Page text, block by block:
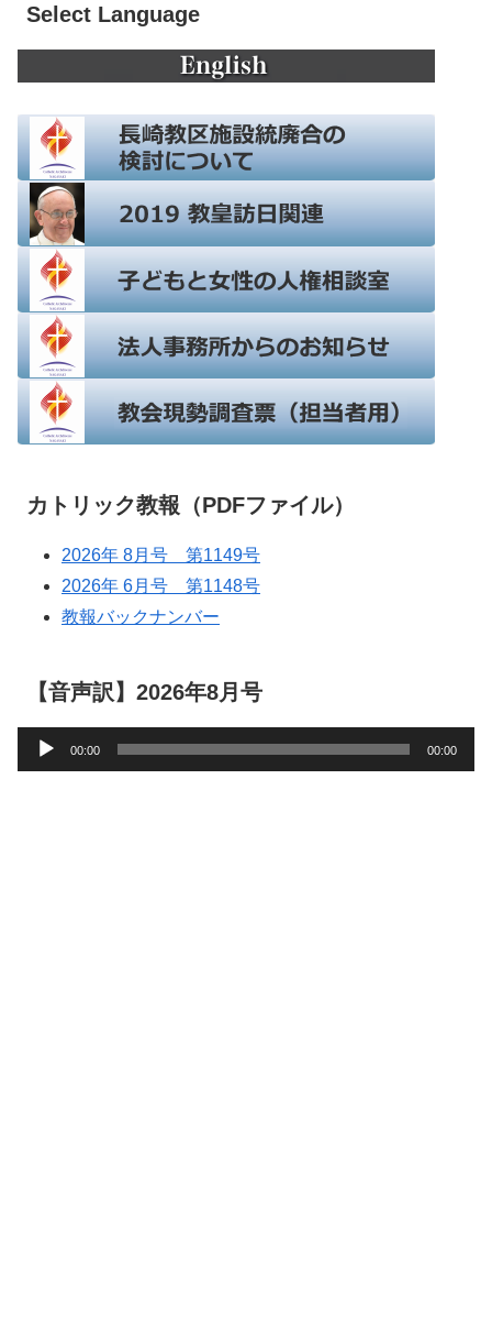
Select Language
カトリック教報（PDFファイル）
2026年 8月号 第1149号
2026年 6月号 第1148号
教報バックナンバー
【音声訳】2026年8月号
声
00:00 00:00